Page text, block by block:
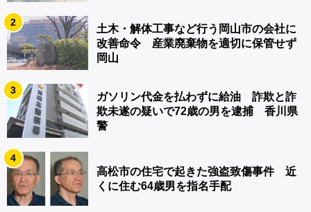
2
土木・解体工事など行う岡山市の会社に
改善命令 産業廃棄物を適切に保管せず
岡山
3
ガソリン代金を払わずに給油 詐欺と詐
欺未遂の疑いで72歳の男を逮捕 香川県
警
4
高松市の住宅で起きた強盗致傷事件 近
くに住む64歳男を指名手配